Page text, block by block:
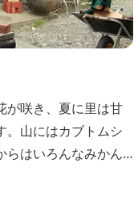
が咲き、夏に里は甘
。山にはカブトムシ
らはいろんなみかん
海に海女さんが入